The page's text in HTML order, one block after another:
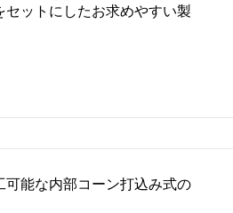
セットにしたお求めやすい製
可能な内部コーン打込み式の